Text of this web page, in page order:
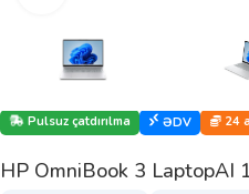
Pulsuz çatdırılma ƏDV 24
HP OmniBook 3 LaptopAI